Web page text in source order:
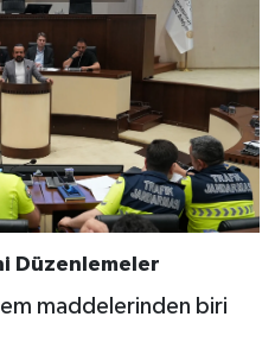
Düzenlemeler
maddelerinden biri